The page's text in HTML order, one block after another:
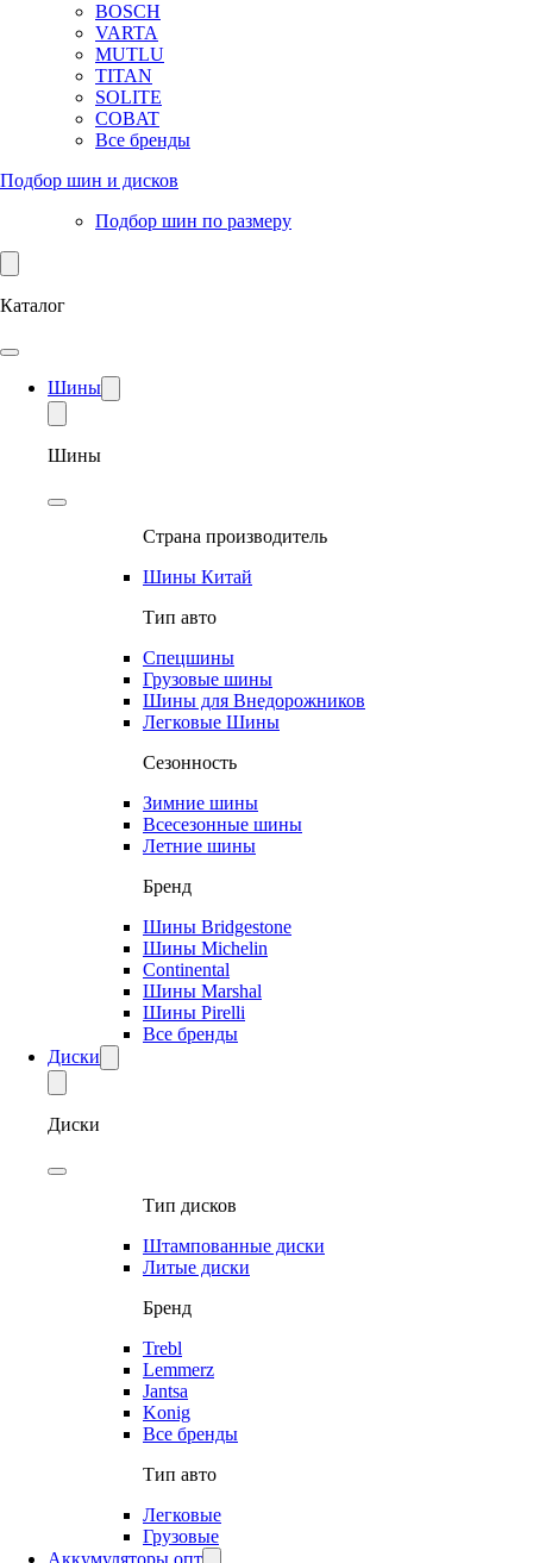
BOSCH
VARTA
MUTLU
TITAN
SOLITE
COBAT
Все бренды
Подбор шин и дисков
Подбор шин по размеру
Каталог
Шины
Шины
Страна производитель
Шины Китай
Тип авто
Спецшины
Грузовые шины
Шины для Внедорожников
Легковые Шины
Сезонность
Зимние шины
Всесезонные шины
Летние шины
Бренд
Шины Bridgestone
Шины Michelin
Continental
Шины Marshal
Шины Pirelli
Все бренды
Диски
Диски
Тип дисков
Штампованные диски
Литые диски
Бренд
Trebl
Lemmerz
Jantsa
Konig
Все бренды
Тип авто
Легковые
Грузовые
Аккумуляторы опт